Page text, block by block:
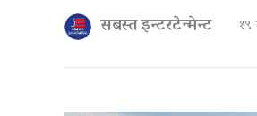
सबस्त इन्टरटेन्मेन्ट